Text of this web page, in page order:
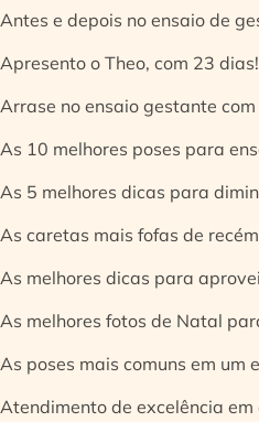
Antes e depois no ensaio de
Apresento o Theo, com 23 dias!
Arrase no ensaio gestante
As 10 melhores poses para
As 5 melhores dicas para
As caretas mais fofas de
As melhores dicas para
As melhores fotos de Natal
As poses mais comuns em um
Atendimento de excelência